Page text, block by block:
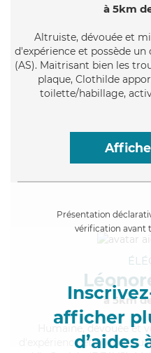
à 5km
Altruiste, dévouée et
d'expérience et possède
(AS). Maitrisant bien les
plaque, Clothilde
toilette/habillage,
Présentation
vérification avant
afficher
d’aides
à 5km
, dévouée et
d'expérience et possède